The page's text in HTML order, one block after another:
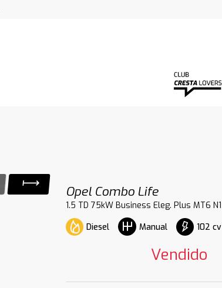
Opel Combo Life
1.5 TD 75kW Business Eleg. Plus MT6 N1
Diesel
Manual 102 cv
Vendido